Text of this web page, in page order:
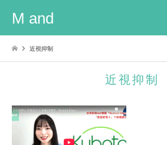
M and
近視抑制
近視抑制